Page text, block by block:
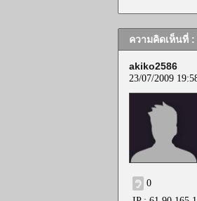
ความคิดเห็นที่ :
akiko2586
23/07/2009
0